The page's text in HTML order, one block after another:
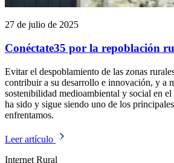
27 de julio de 2025
Conéctate35 por la repoblación
Evitar el despoblamiento de las zonas
contribuir a su desarrollo e innovación, y a
sostenibilidad medioambiental y social en
ha sido y sigue siendo uno de los
enfrentamos.
Leer artículo
Internet Rural